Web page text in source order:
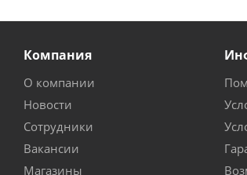
Компания
О компании
Новости
Сотрудники
Вакансии
Магазины